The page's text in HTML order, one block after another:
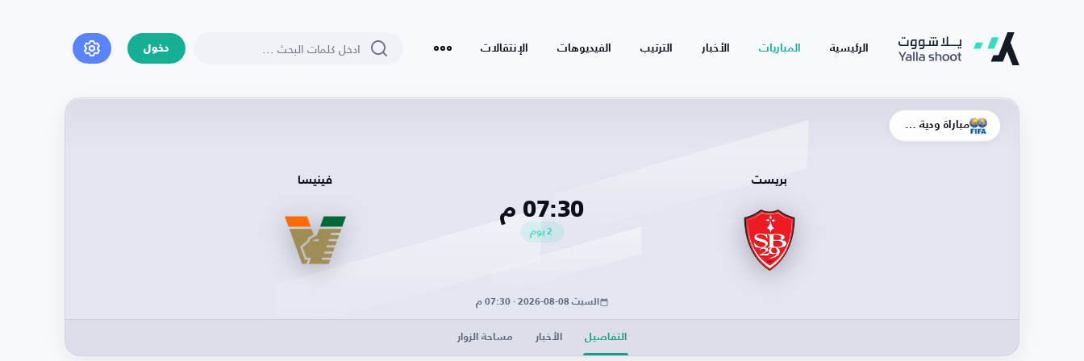
الرئيسية المباريات الأخبار الترتيب الفيديوهات الإنتقالات دخول
مباراة ودية - أندية
بريست
07:30 م
2 يوم
فينيسا
السبت 08-08-2026 · 07:30 م
التفاصيل الأخبار مساحة الزوار